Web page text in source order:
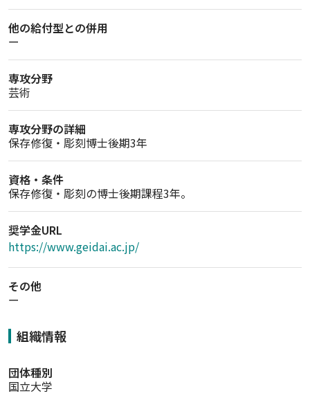
他の給付型との併用
ー
専攻分野
芸術
専攻分野の詳細
保存修復・彫刻博士後期3年
資格・条件
保存修復・彫刻の博士後期課程3年。
奨学金URL
https://www.geidai.ac.jp/
その他
ー
組織情報
団体種別
国立大学